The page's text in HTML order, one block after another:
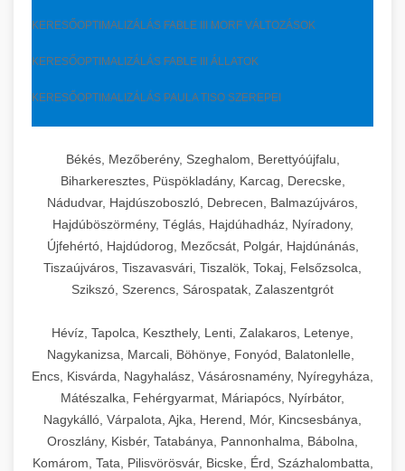
KERESŐOPTIMALIZÁLÁS FABLE III MORF VÁLTOZÁSOK
KERESŐOPTIMALIZÁLÁS FABLE III ÁLLATOK
KERESŐOPTIMALIZÁLÁS PAULA TISO SZEREPEI
Békés, Mezőberény, Szeghalom, Berettyóújfalu,
Biharkeresztes, Püspökladány, Karcag, Derecske,
Nádudvar, Hajdúszoboszló, Debrecen, Balmazújváros,
Hajdúböszörmény, Téglás, Hajdúhadház, Nyíradony,
Újfehértó, Hajdúdorog, Mezőcsát, Polgár, Hajdúnánás,
Tiszaújváros, Tiszavasvári, Tiszalök, Tokaj, Felsőzsolca,
Szikszó, Szerencs, Sárospatak, Zalaszentgrót
Hévíz, Tapolca, Keszthely, Lenti, Zalakaros, Letenye,
Nagykanizsa, Marcali, Böhönye, Fonyód, Balatonlelle,
Encs, Kisvárda, Nagyhalász, Vásárosnamény, Nyíregyháza,
Mátészalka, Fehérgyarmat, Máriapócs, Nyírbátor,
Nagykálló, Várpalota, Ajka, Herend, Mór, Kincsesbánya,
Oroszlány, Kisbér, Tatabánya, Pannonhalma, Bábolna,
Komárom, Tata, Pilisvörösvár, Bicske, Érd, Százhalombatta,